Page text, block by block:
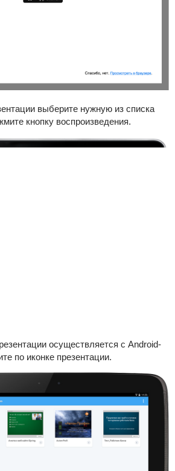
выберите нужную из списка
кнопку воспроизведения.
осуществляется с Android-
по иконке презентации.